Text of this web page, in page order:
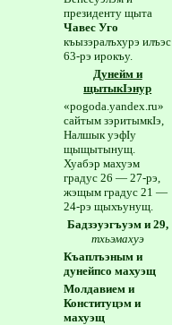
президенту щыта
Чавес Уго
къызэралъхурэ илъэс
63-рэ ирокъу.
Дунейм и
щытыкIэнур
«pogoda.yandex.ru»
сайтым зэритымкIэ,
Налшык уэфIу
щыщытынущ.
Хуабэр махуэм
градус 26 — 27-рэ,
жэщым градус 21 —
24-рэ щыхъунущ.
Бадзэуэгъуэм и 29,
тхьэмахуэ
Къаплъэным и
дунейпсо махуэщ
Молдавием и
Конституцэм и
махуэщ